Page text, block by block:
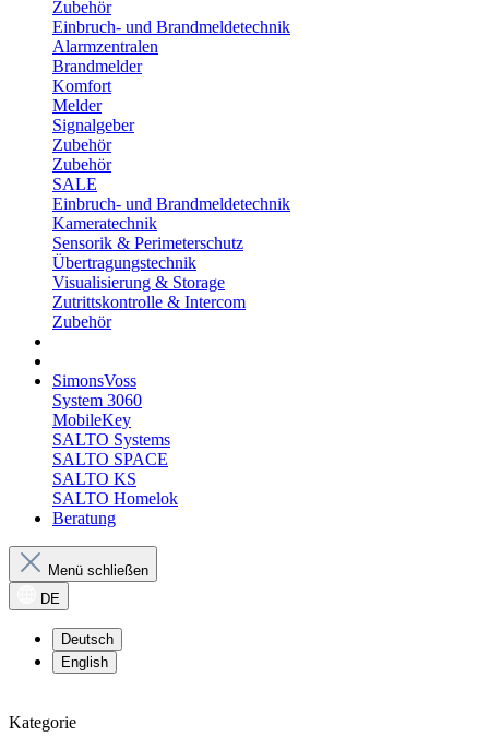
Zubehör
Einbruch- und Brandmeldetechnik
Alarmzentralen
Brandmelder
Komfort
Melder
Signalgeber
Zubehör
Zubehör
SALE
Einbruch- und Brandmeldetechnik
Kameratechnik
Sensorik & Perimeterschutz
Übertragungstechnik
Visualisierung & Storage
Zutrittskontrolle & Intercom
Zubehör
SimonsVoss
System 3060
MobileKey
SALTO Systems
SALTO SPACE
SALTO KS
SALTO Homelok
Beratung
Menü schließen
DE
Deutsch
English
Kategorie